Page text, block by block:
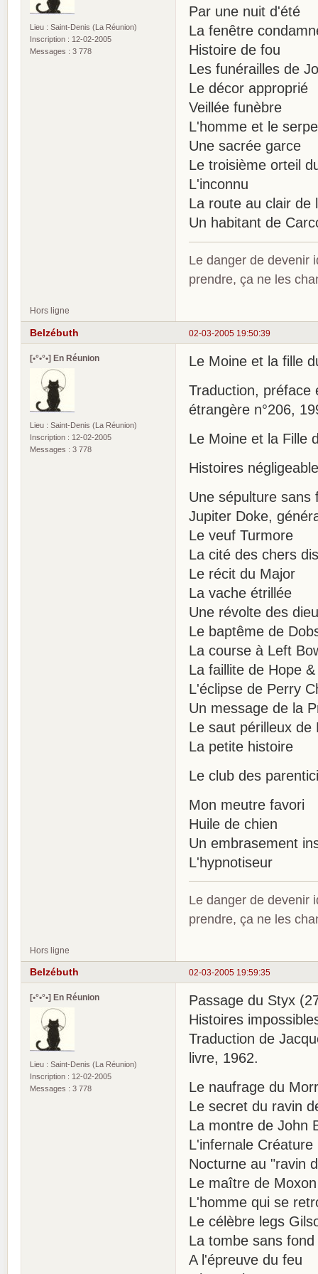
Lieu : Saint-Denis (La Réunion)
Inscription : 12-02-2005
Messages : 3 778
Par une nuit d'été
La fenêtre
Histoire de fou
Les funérailles de
Le décor approprié
Veillée funèbre
L'homme et le
Une sacrée garce
Le troisième orteil
L'inconnu
La route au clair de
Un habitant de
Le danger de devenir
prendre, ça ne les
Hors ligne
02-03-2005 19:50:39
Belzébuth
[•°•°•] En Réunion
Lieu : Saint-Denis (La Réunion)
Inscription : 12-02-2005
Messages : 3 778
Le Moine et la fille
Traduction, préface
étrangère n°206,
Le Moine et la Fille
Histoires
Une sépulture sans
Jupiter Doke,
Le veuf Turmore
La cité des chers
Le récit du Major
La vache étrillée
Une révolte des
Le baptême de
La course à Left
La faillite de Hope
L'éclipse de Perry
Un message de la
Le saut périlleux de
La petite histoire
Le club des
Mon meutre favori
Huile de chien
Un embrasement
L'hypnotiseur
Le danger de devenir
prendre, ça ne les
Hors ligne
02-03-2005 19:59:35
Belzébuth
[•°•°•] En Réunion
Lieu : Saint-Denis (La Réunion)
Inscription : 12-02-2005
Messages : 3 778
Passage du Styx
Histoires
Traduction de
livre, 1962.
Le naufrage du
Le secret du ravin
La montre de John
L'infernale Créature
Nocturne au "ravin
Le maître de Moxon
L'homme qui se
Le célèbre legs
La tombe sans fond
A l'épreuve du feu